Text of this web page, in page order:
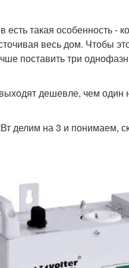
есть такая особенность -
весь дом. Чтобы
поставить три
дешевле, чем
делим на 3 и понимаем,